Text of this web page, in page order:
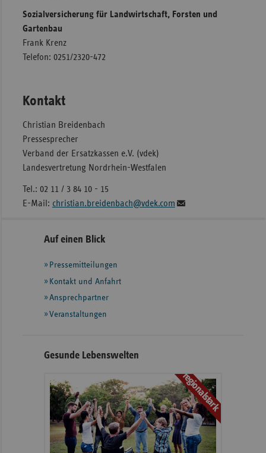
Sozialversicherung für Landwirtschaft, Forsten und
Gartenbau
Frank Krenz
Telefon: 0251/2320-472
Kontakt
Christian Breidenbach
Pressesprecher
Verband der Ersatzkassen e.V. (vdek)
Landesvertretung Nordrhein-Westfalen
Tel.: 02 11 / 3 84 10 - 15
E-Mail: christian.breidenbach@vdek.com
Seitennavigation
Seitenleiste
weiteren
Informationen
Auf einen Blick
Pressemitteilungen
Kontakt und Anfahrt
Ansprechpartner
Veranstaltungen
Gesunde Lebenswelten
regionalstark